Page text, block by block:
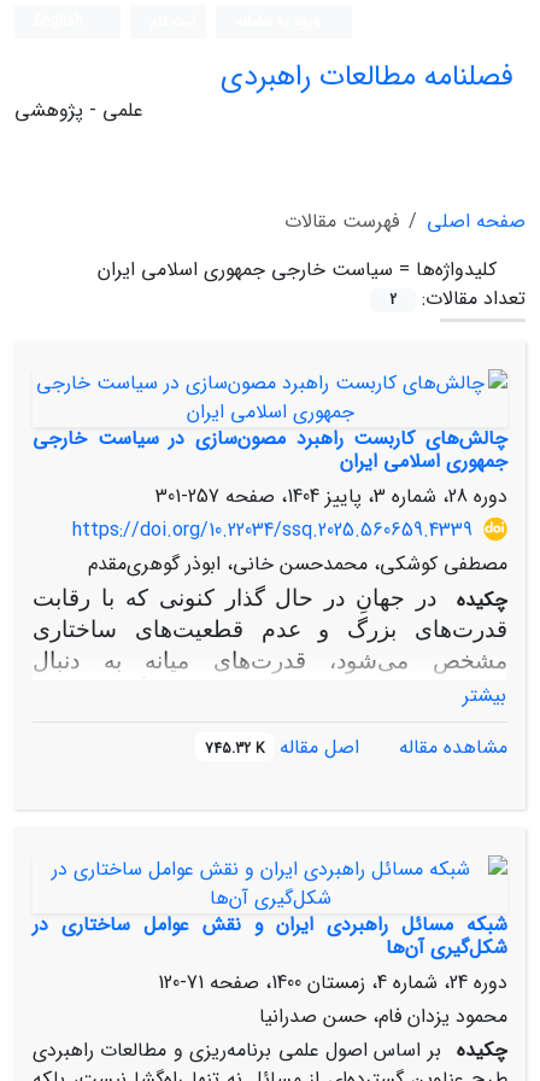
فصلنامه مطالعات راهبردی
علمی - پژوهشی
صفحه اصلی
فهرست مقالات
کلیدواژه‌ها = سیاست خارجی جمهوری اسلامی ایران
تعداد مقالات:
2
چالش‌های کاربست راهبرد مصون‌سازی در سیاست خارجی
جمهوری اسلامی ایران
دوره 28، شماره 3، پاییز 1404، صفحه
257-301
https://doi.org/10.22034/ssq.2025.560659.4339
مصطفی کوشکی، محمدحسن خانی، ابوذر گوهری‌مقدم
چکیده
در جهانِ در حال گذار کنونی که با رقابت
قدرت‌های بزرگ و عدم قطعیتهای ساختاری
مشخص می‌شود، قدرت‌های میانه به دنبال
راهبردهایی برای کاهش ریسک و تأمین امنیت
راهبردی هستند. در این میان، راهبرد «مصون‌سازی»
جذابیت فزاینده‌ای یافته است. این مفهوم، به‌ویژه
آمریکا و چین است؛ اهمیت تحلیلی و عملی دارد.
چندسطحی، به بررسی این پرسش می‌پردازد که
چالش‌های کاربست راهبرد مصون‌سازی در سیاست
خارجی جمهوری اسلامی ایران کدام است؟ این
تحلیل، در سه سطح عملیاتی (چالش‌های
عملیاتی‌شدن مؤلفه‌های مصون‌سازی)، ساختاری
(بررسی فضای لازم در ساختار رقابت آمریکا و چین)
و کارکردی (ارزیابی مطلوبیت راهبرد) سامان یافته
بیشتر
مشاهده مقاله
اصل مقاله 745.32 K
شبکه مسائل راهبردی ایران و نقش عوامل ساختاری در
شکل‌گیری آن‌ها
دوره 24، شماره 4، زمستان 1400، صفحه
71-120
محمود یزدان فام، حسن صدرانیا
چکیده بر اساس اصول علمی برنامه‌ریزی و مطالعات راهبردی